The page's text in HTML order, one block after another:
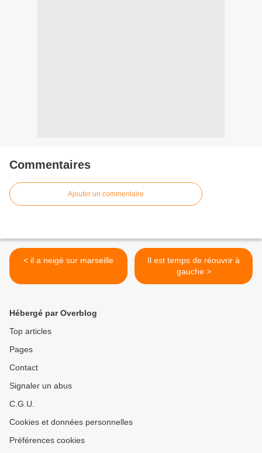
Commentaires
Ajouter un commentaire
< il a neigé sur marseille
Il est temps de réouvrir à
gauche >
Hébergé par Overblog
Top articles
Pages
Contact
Signaler un abus
C.G.U.
Cookies et données personnelles
Préférences cookies